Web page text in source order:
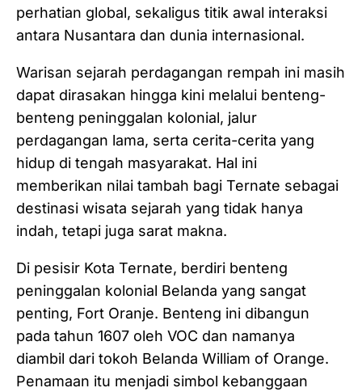
perhatian global, sekaligus titik awal interaksi
antara Nusantara dan dunia internasional.
Warisan sejarah perdagangan rempah ini masih
dapat dirasakan hingga kini melalui benteng-
benteng peninggalan kolonial, jalur
perdagangan lama, serta cerita-cerita yang
hidup di tengah masyarakat. Hal ini
memberikan nilai tambah bagi Ternate sebagai
destinasi wisata sejarah yang tidak hanya
indah, tetapi juga sarat makna.
Di pesisir Kota Ternate, berdiri benteng
peninggalan kolonial Belanda yang sangat
penting, Fort Oranje. Benteng ini dibangun
pada tahun 1607 oleh VOC dan namanya
diambil dari tokoh Belanda William of Orange.
Penamaan itu menjadi simbol kebanggaan